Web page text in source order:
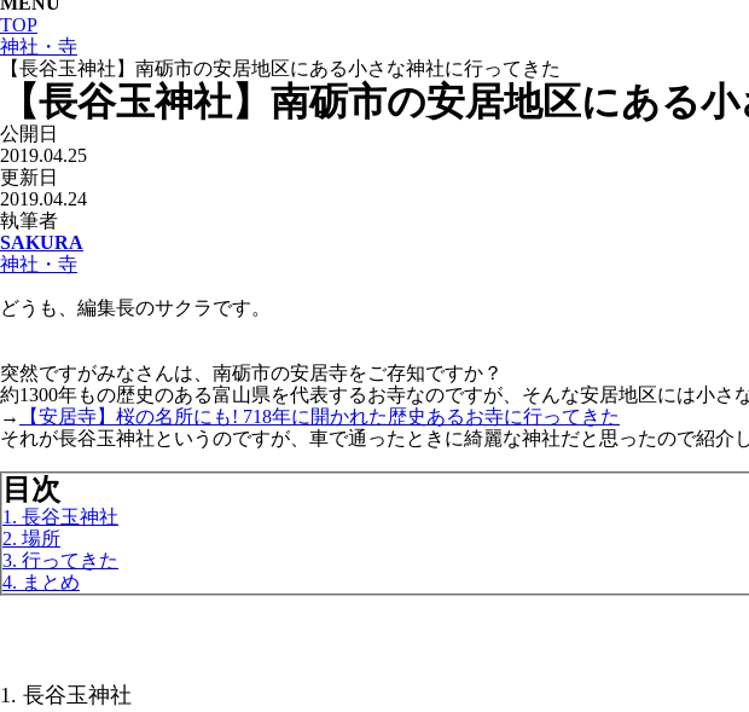
TOP
神社・寺
【長谷玉神社】南砺市の安居地区にある小さな神社に行ってきた
【長谷玉神社】南砺市の安居地区にある
公開日
2019.04.25
更新日
2019.04.24
執筆者
SAKURA
神社・寺
どうも、編集長のサクラです。
突然ですがみなさんは、南砺市の安居寺をご存知ですか？
約1300年もの歴史のある富山県を代表するお寺なのですが、そんな安居地区には小さ
→
【安居寺】桜の名所にも! 718年に開かれた歴史あるお寺に行ってきた
それが長谷玉神社というのですが、車で通ったときに綺麗な神社だと思ったので紹介
目次
1. 長谷玉神社
2. 場所
3. 行ってきた
4. まとめ
1. 長谷玉神社